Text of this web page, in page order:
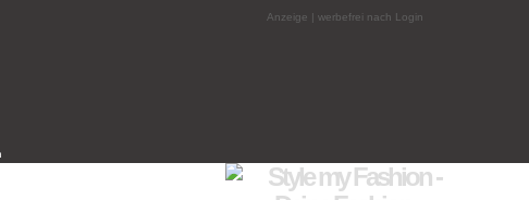
Anzeige | werbefrei nach Login